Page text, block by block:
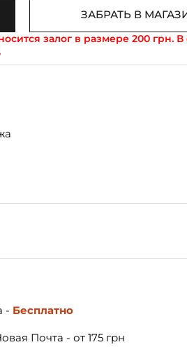
ЗАБРАТЬ В
залог в размере 200 грн. В
- Бесплатно
Почта - от 175 грн